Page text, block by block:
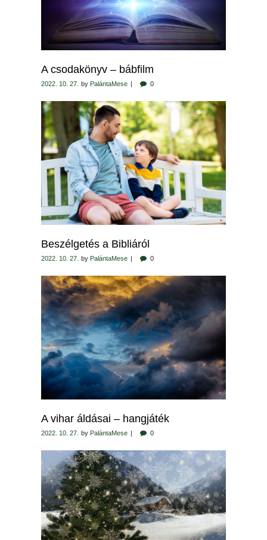
A csodakönyv – bábfilm
2022. 10. 27. by PalántaMese 0
Beszélgetés a Bibliáról
2022. 10. 27. by PalántaMese 0
A vihar áldásai – hangjáték
2022. 10. 27. by PalántaMese 0